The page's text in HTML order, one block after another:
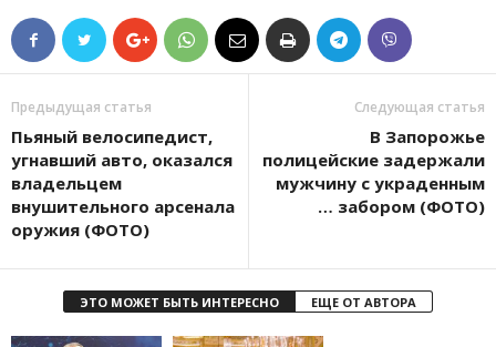
Предыдущая статья
Пьяный велосипедист,
угнавший авто, оказался
владельцем
внушительного арсенала
оружия (ФОТО)
Следующая статья
В Запорожье
полицейские задержали
мужчину с украденным
… забором (ФОТО)
ЭТО МОЖЕТ БЫТЬ ИНТЕРЕСНО ЕЩЕ ОТ АВТОРА